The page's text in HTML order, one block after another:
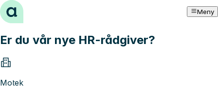
Hopp til innhold Meny
Er du vår nye HR-rådgiver?
Motek